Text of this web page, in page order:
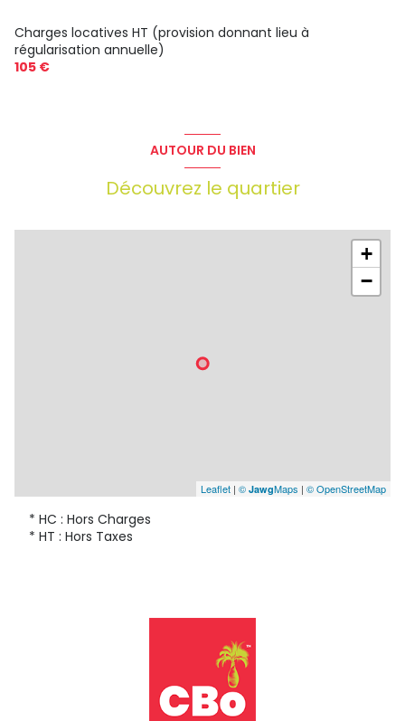
Charges locatives HT (provision donnant lieu à
régularisation annuelle)
105 €
AUTOUR DU BIEN
Découvrez le quartier
+
−
Leaflet | © JawgMaps | © OpenStreetMap
* HC : Hors Charges
* HT : Hors Taxes